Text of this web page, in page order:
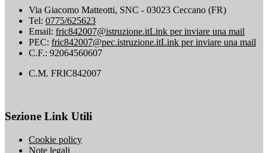
Via Giacomo Matteotti, SNC - 03023 Ceccano (FR)
Tel: 0775/625623
Email: fric842007@istruzione.itLink per inviare una mail
PEC: fric842007@pec.istruzione.itLink per inviare una mail
C.F.: 92064560607
C.M. FRIC842007
Sezione Link Utili
Cookie policy
Note legali